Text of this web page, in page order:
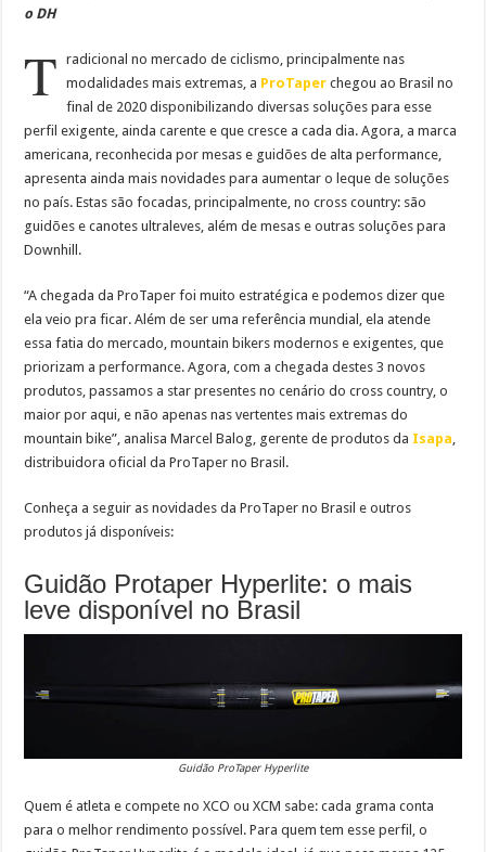
o DH
T
radicional no mercado de ciclismo, principalmente nas
modalidades mais extremas, a ProTaper chegou ao Brasil no
final de 2020 disponibilizando diversas soluções para esse
perfil exigente, ainda carente e que cresce a cada dia. Agora, a marca
americana, reconhecida por mesas e guidões de alta performance,
apresenta ainda mais novidades para aumentar o leque de soluções
no país. Estas são focadas, principalmente, no cross country: são
guidões e canotes ultraleves, além de mesas e outras soluções para
Downhill.
“A chegada da ProTaper foi muito estratégica e podemos dizer que
ela veio pra ficar. Além de ser uma referência mundial, ela atende
essa fatia do mercado, mountain bikers modernos e exigentes, que
priorizam a performance. Agora, com a chegada destes 3 novos
produtos, passamos a star presentes no cenário do cross country, o
maior por aqui, e não apenas nas vertentes mais extremas do
mountain bike”, analisa Marcel Balog, gerente de produtos da Isapa,
distribuidora oficial da ProTaper no Brasil.
Conheça a seguir as novidades da ProTaper no Brasil e outros
produtos já disponíveis:
Guidão Protaper Hyperlite: o mais
leve disponível no Brasil
Guidão ProTaper Hyperlite
Quem é atleta e compete no XCO ou XCM sabe: cada grama conta
para o melhor rendimento possível. Para quem tem esse perfil, o